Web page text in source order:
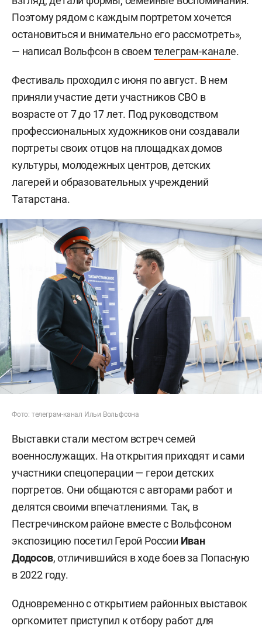
Поэтому рядом с каждым портретом хочется
остановиться и внимательно его рассмотреть»,
— написал Вольфсон в своем телеграм-канале.
Фестиваль проходил с июня по август. В нем
приняли участие дети участников СВО в
возрасте от 7 до 17 лет. Под руководством
профессиональных художников они создавали
портреты своих отцов на площадках домов
культуры, молодежных центров, детских
лагерей и образовательных учреждений
Татарстана.
Фото: телеграм-канал Ильи Вольфсона
Выставки стали местом встреч семей
военнослужащих. На открытия приходят и сами
участники спецоперации — герои детских
портретов. Они общаются с авторами работ и
делятся своими впечатлениями. Так, в
Пестречинском районе вместе с Вольфсоном
экспозицию посетил Герой России Иван
Додосов, отличившийся в ходе боев за Попасную
в 2022 году.
Одновременно с открытием районных выставок
оргкомитет приступил к отбору работ для